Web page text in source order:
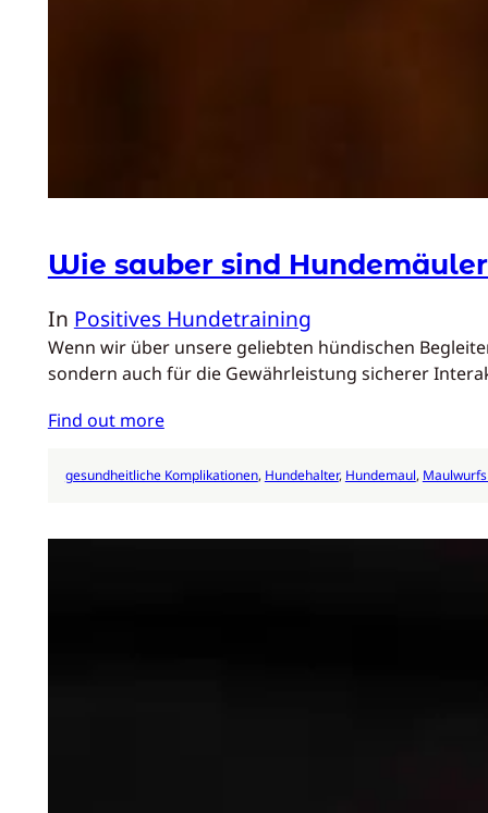
Wie sauber sind
In Positives Hundetraining
Wenn wir über unsere geliebten hündischen
sondern auch für die Gewährleistung sicherer
Find out more
gesundheitliche Komplikationen, Hundehalter, Hundemaul,